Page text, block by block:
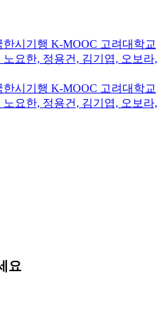
한시기행 K-MOOC 고려대학교
요한, 정용건, 김기엽, 오보라,
한시기행 K-MOOC 고려대학교
요한, 정용건, 김기엽, 오보라,
요